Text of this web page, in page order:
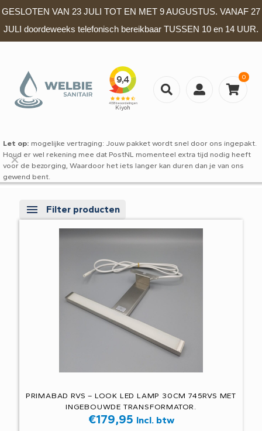
GESLOTEN VAN 23 JULI TOT EN MET 9 AUGUSTUS. VANAF 27
JULI doordeweeks telefonisch bereikbaar TUSSEN 10 en 14 UUR.
0
Let op: mogelijke vertraging: Jouw pakket wordt snel door ons ingepakt.
Houd er wel rekening mee dat PostNL momenteel extra tijd nodig heeft
voor de bezorging, Waardoor het iets langer kan duren dan je van ons
gewend bent.
✕
Filter producten
PRIMABAD RVS – LOOK LED LAMP 30CM 745RVS MET
INGEBOUWDE TRANSFORMATOR.
€179,95 Incl. btw